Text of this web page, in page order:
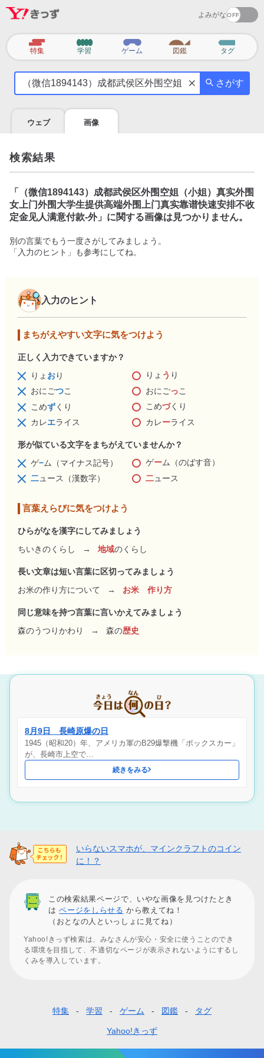
よみがな
カ
テ
特集 学習 ゲーム 図鑑 タグ
気
を
調
べ
よ
う
さがす
ウェブ 画像
検索結果
「
（微信1894143）成都武侯区外围空姐（小姐）真实外围
女上门外围大学生提供高端外围上门真实靠谱快速安排不收
定金见人满意付款-外」に関する画像は見つかりません。
別の言葉でもう一度さがしてみましょう。
「入力のヒント」も参考にしてね。
入力のヒント
まちがえやすい文字に気をつけよう
正しく入力できていますか？
りょ おり りょ う り
おにごつこ おにごっこ
こめずくり こめづくり
カレエライス カレーライス
形が似ている文字をまちがえていませんか？
ゲ−ム（マイナス記号） ゲーム（のばす音）
二ュース（漢数字） 二ュース
言葉えらびに気をつけよう
ひらがなを漢字にしてみましょう
ちいきのくらし
→ 地域のくらし
長い文章は短い言葉に区切ってみましょう
お米の作り方について
→ お米 作り方
同じ意味を持つ言葉に言いかえてみましょう
森のうつりかわり
→ 森の歴史
8月9日 長崎原爆の日
1945（昭和20）年、アメリカ軍のB29爆撃機「ボックスカー」
が、長崎市上空で…
続きをみる
いらないスマホが、マインクラフトのコイン
に！？
この検索結果ページで、いやな画像を見つけたとき
はページをしらせる から教えてね！
（おとなの人といっしょに見てね）
Yahoo!きっず検索は、みなさんが安心・安全に使うことのでき
る環境を目指して、不適切なページが表示されないようにするし
くみを導入しています。
タ
特集 学習 ゲーム 図鑑 タグ
Yahoo!きっず